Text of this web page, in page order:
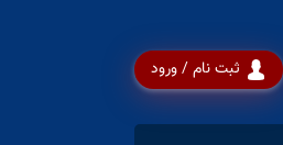
ثبت نام / ورود